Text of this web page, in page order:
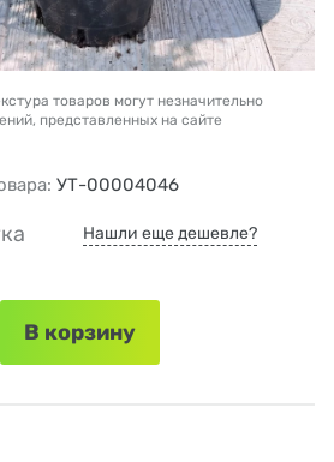
товаров могут незначительно
представленных на сайте
УТ-00004046
Нашли еще дешевле?
В корзину